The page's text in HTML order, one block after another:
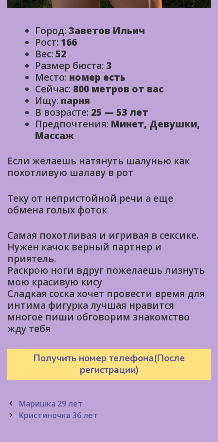
Город:Заветов Ильич
Рост: 166
Вес:52
Размер бюста: 3
Место: номер есть
Сейчас: 800 метров от вас
Ищу: парня
В возрасте: 25 — 53 лет
Предпочтения: Минет, Девушки,
Массаж
Если желаешь натянуть шалунью как
похотливую шалаву в рот
Теку от непристойной речи а еще
обмена голых фоток
Самая похотливая и игривая в сексике.
Нужен качок верный партнер и
приятель.
Раскрою ноги вдруг пожелаешь лизнуть
мою красивую кису
Сладкая соска хочет провести время для
интима фигурка лучшая нравится
многое пиши обговорим знакомство
жду тебя
Получить номер телефона(После
регистрации)
Post
navigation
Маришка 29 лет
Кристиночка 36 лет